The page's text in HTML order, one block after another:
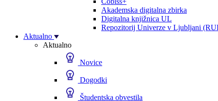
Akademska digitalna zbirka
Digitalna knjižnica UL
Repozitorij Univerze v Ljubljani
Aktualno
Aktualno
Novice
Dogodki
Študentska obvestila